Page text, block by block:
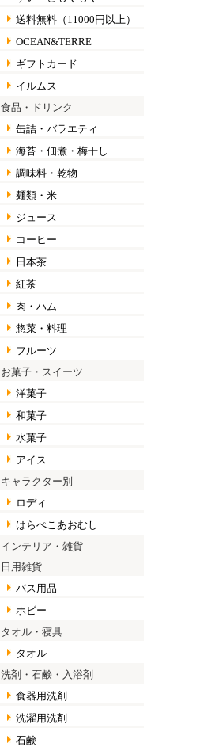
送料無料（11000円以上）
OCEAN&TERRE
ギフトカード
イルムス
食品・ドリンク
缶詰・バラエティ
海苔・佃煮・梅干し
調味料・乾物
麺類・米
ジュース
コーヒー
日本茶
紅茶
肉・ハム
惣菜・料理
フルーツ
お菓子・スイーツ
洋菓子
和菓子
水菓子
アイス
キャラクター別
ロディ
はらぺこあおむし
インテリア・雑貨
日用雑貨
バス用品
ホビー
タオル・寝具
タオル
洗剤・石鹸・入浴剤
食器用洗剤
洗濯用洗剤
石鹸